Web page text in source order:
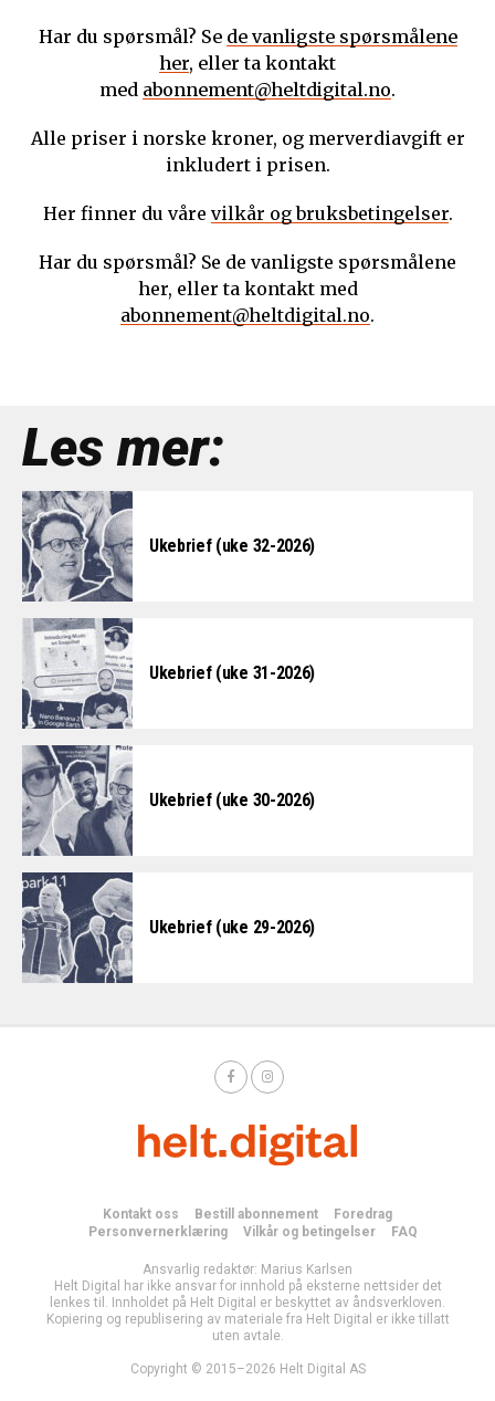
Har du spørsmål? Se de vanligste spørsmålene
her, eller ta kontakt
med abonnement@heltdigital.no.
Alle priser i norske kroner, og merverdiavgift er
inkludert i prisen.
Her finner du våre vilkår og bruksbetingelser.
Har du spørsmål? Se de vanligste spørsmålene
her, eller ta kontakt med
abonnement@heltdigital.no.
Les mer:
Ukebrief (uke 32-2026)
Ukebrief (uke 31-2026)
Ukebrief (uke 30-2026)
Ukebrief (uke 29-2026)
Kontakt oss Bestill abonnement
Foredrag
Personvernerklæring
Vilkår og betingelser FAQ
Ansvarlig redaktør: Marius Karlsen
Helt Digital har ikke ansvar for innhold på eksterne nettsider det
lenkes til. Innholdet på Helt Digital er beskyttet av åndsverkloven.
Kopiering og republisering av materiale fra Helt Digital er ikke tillatt
uten avtale.
Copyright © 2015–2026 Helt Digital AS